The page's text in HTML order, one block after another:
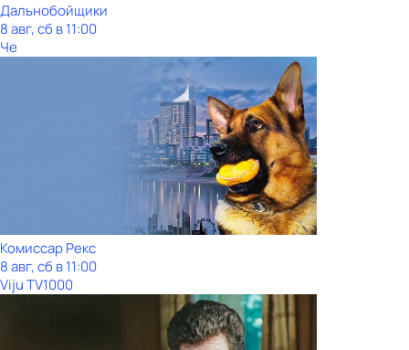
Дальнобойщики
8 авг, сб в 11:00
Че
Комиссар Рекс
8 авг, сб в 11:00
Viju TV1000